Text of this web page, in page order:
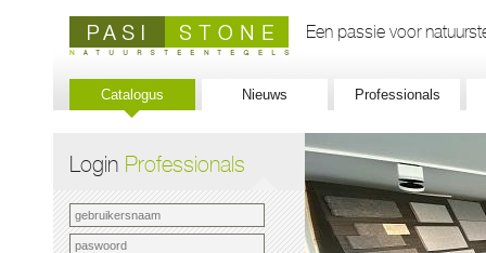
Een passie voor
Catalogus Nieuws Professionals
Login Professionals